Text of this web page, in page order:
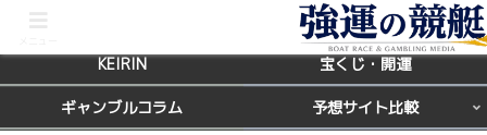
レース場ガイド
KEIRIN 宝くじ・開運
ギャンブルコラム 予想サイト比較